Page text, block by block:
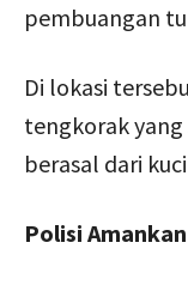
pembuangan
Di lokasi
tengkorak
berasal dari
Polisi